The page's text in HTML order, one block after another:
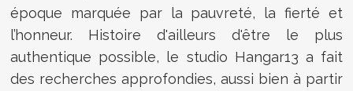
époque marquée par la pauvreté, la fierté et
l’honneur. Histoire d'ailleurs d'être le plus
authentique possible, le studio Hangar13 a fait
des recherches approfondies, aussi bien à partir